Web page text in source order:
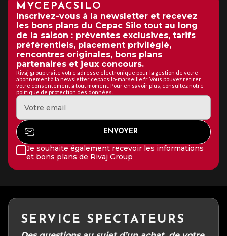
MYCEPACSILO
Inscrivez-vous à la newsletter et recevez
les bons plans du Cepac Silo tout au long
de la saison : préventes exclusives, tarifs
préférentiels, placement privilégié,
rencontres originales, bons plans
partenaires et jeux concours.
Rivaj group traite votre adresse électronique pour la gestion de votre
abonnement à la newsletter cepacsilo-marseille.fr. Vous pouvez retirer
votre consentement à tout moment. Pour en savoir plus, consultez notre
politique de protection des données.
Je souhaite également recevoir les informations
et bons plans de Rivaj Group
SERVICE SPECTATEURS